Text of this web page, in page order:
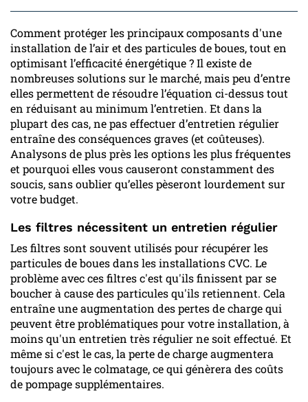
Comment protéger les principaux composants d'une
installation de l’air et des particules de boues, tout en
optimisant l’efficacité énergétique ? Il existe de
nombreuses solutions sur le marché, mais peu d’entre
elles permettent de résoudre l’équation ci-dessus tout
en réduisant au minimum l’entretien. Et dans la
plupart des cas, ne pas effectuer d’entretien régulier
entraîne des conséquences graves (et coûteuses).
Analysons de plus près les options les plus fréquentes
et pourquoi elles vous causeront constamment des
soucis, sans oublier qu’elles pèseront lourdement sur
votre budget.
Les filtres nécessitent un entretien régulier
Les filtres sont souvent utilisés pour récupérer les
particules de boues dans les installations CVC. Le
problème avec ces filtres c'est qu'ils finissent par se
boucher à cause des particules qu'ils retiennent. Cela
entraîne une augmentation des pertes de charge qui
peuvent être problématiques pour votre installation, à
moins qu'un entretien très régulier ne soit effectué. Et
même si c'est le cas, la perte de charge augmentera
toujours avec le colmatage, ce qui génèrera des coûts
de pompage supplémentaires.